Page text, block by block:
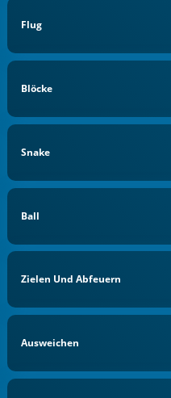
Flug
Blöcke
Snake
Ball
Zielen Und Abfeuern
Ausweichen